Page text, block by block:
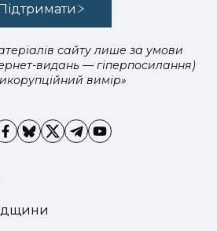
сайту лише за умови
видань — гіперпосилання)
вимір»